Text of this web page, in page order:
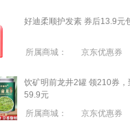
好迪柔顺护发素 券后13.9元
所属商城： 京东优惠券
饮矿明前龙井2罐 领210券，
59.9元
所属商城：
京东优惠券